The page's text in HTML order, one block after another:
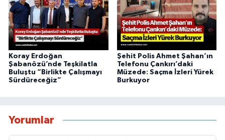
Koray Erdoğan
Şabanözü’nde Teşkilatla
Buluştu “Birlikte Çalışmayı
Sürdüreceğiz”
Şehit Polis Ahmet Şahan’ın
Telefonu Çankırı’daki
Müzede: Saçma İzleri Yürek
Burkuyor
Yorumlar